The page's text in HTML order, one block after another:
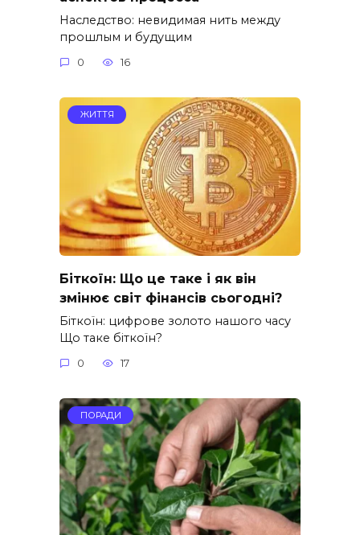
Наследство: невидимая нить между
прошлым и будущим
0 16
ЖИТТЯ
Біткоїн: Що це таке і як він
змінює світ фінансів сьогодні?
Біткоїн: цифрове золото нашого часу
Що таке біткоїн?
0 17
ПОРАДИ